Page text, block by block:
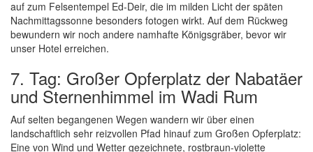
auf zum Felsentempel Ed-Deir, die im milden Licht der späten
Nachmittagssonne besonders fotogen wirkt. Auf dem Rückweg
bewundern wir noch andere namhafte Königsgräber, bevor wir
unser Hotel erreichen.
7. Tag: Großer Opferplatz der Nabatäer
und Sternenhimmel im Wadi Rum
Auf selten begangenen Wegen wandern wir über einen
landschaftlich sehr reizvollen Pfad hinauf zum Großen Opferplatz:
Eine von Wind und Wetter gezeichnete, rostbraun-violette